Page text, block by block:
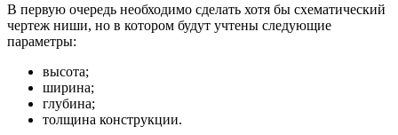
В первую очередь необходимо сделать хотя бы схематический
чертеж ниши, но в котором будут учтены следующие
параметры:
высота;
ширина;
глубина;
толщина конструкции.